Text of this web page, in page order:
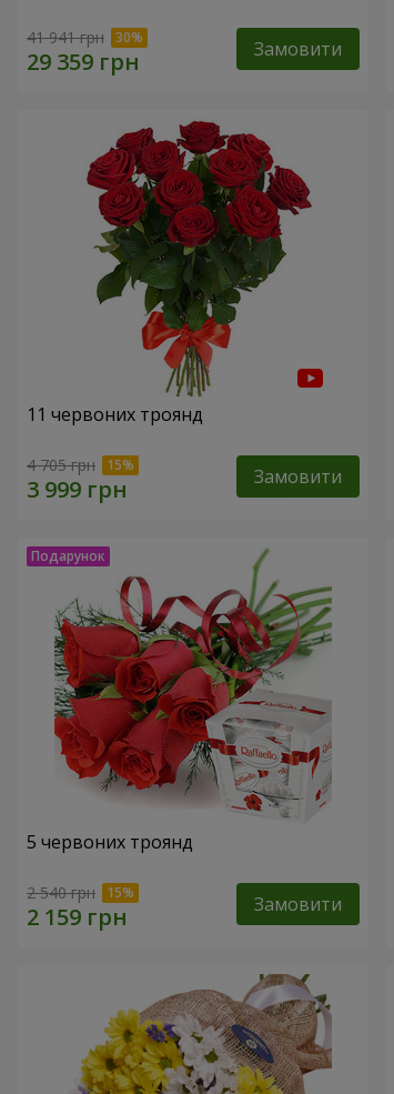
41 941 грн Замовити
11 червоних троянд
4 705 грн Замовити
5 червоних троянд
2 540 грн Замовити